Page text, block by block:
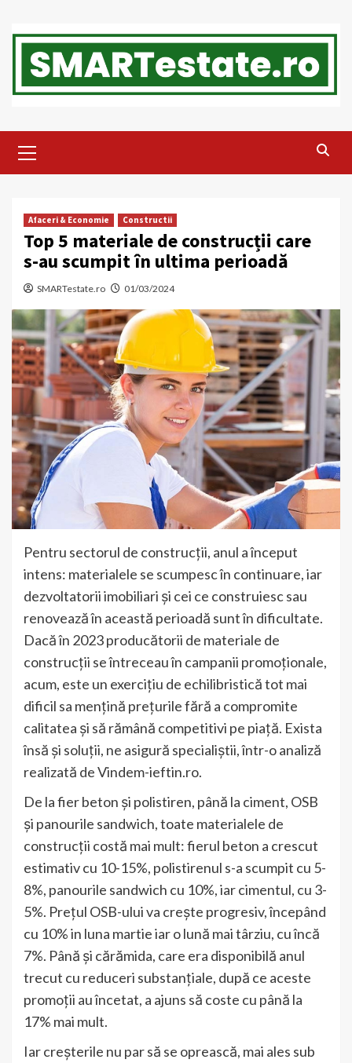
content
Menu
Afaceri & Economie Constructii
Top 5 materiale de construcții care
s-au scumpit în ultima perioadă
SMARTestate.ro 01/03/2024
Pentru sectorul de construcții, anul a început
intens: materialele se scumpesc în continuare, iar
dezvoltatorii imobiliari și cei ce construiesc sau
renovează în această perioadă sunt în dificultate.
Dacă în 2023 producătorii de materiale de
construcții se întreceau în campanii promoționale,
acum, este un exercițiu de echilibristică tot mai
dificil sa mențină prețurile fără a compromite
calitatea și să rămână competitivi pe piață. Exista
însă și soluții, ne asigură specialiștii, într-o analiză
realizată de Vindem-ieftin.ro.
De la fier beton și polistiren, până la ciment, OSB
și panourile sandwich, toate materialele de
construcții costă mai mult: fierul beton a crescut
estimativ cu 10-15%, polistirenul s-a scumpit cu 5-
8%, panourile sandwich cu 10%, iar cimentul, cu 3-
5%. Prețul OSB-ului va crește progresiv, începând
cu 10% in luna martie iar o lună mai târziu, cu încă
7%. Până și cărămida, care era disponibilă anul
trecut cu reduceri substanțiale, după ce aceste
promoții au încetat, a ajuns să coste cu până la
17% mai mult.
Iar creșterile nu par să se oprească, mai ales sub